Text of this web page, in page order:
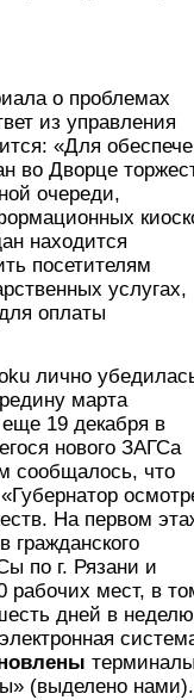
о проблемах
из управления
«Для
во Дворце
очереди,
находится
посетителям
услугах,
оплаты
лично
марта
19 декабря в
нового ЗАГСа
сообщалось, что
На первом
гражданского
по г. Рязани и
рабочих мест, в
дней в
(выделено нами).